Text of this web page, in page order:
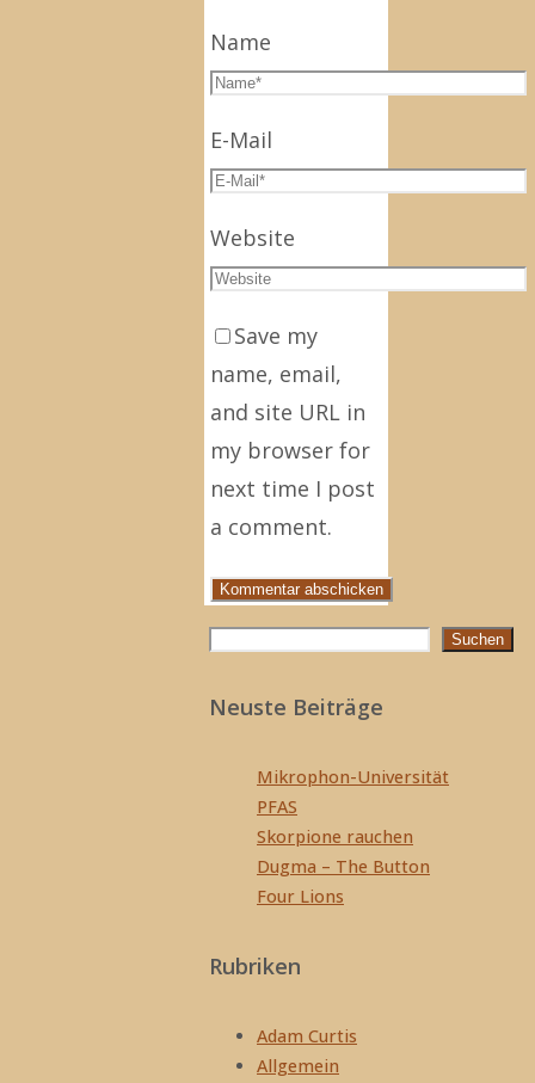
Name
E-Mail
Website
Save my
name, email,
and site URL in
my browser for
next time I post
a comment.
Suchen
Neuste Beiträge
Mikrophon-Universität
PFAS
Skorpione rauchen
Dugma – The Button
Four Lions
Rubriken
Adam Curtis
Allgemein